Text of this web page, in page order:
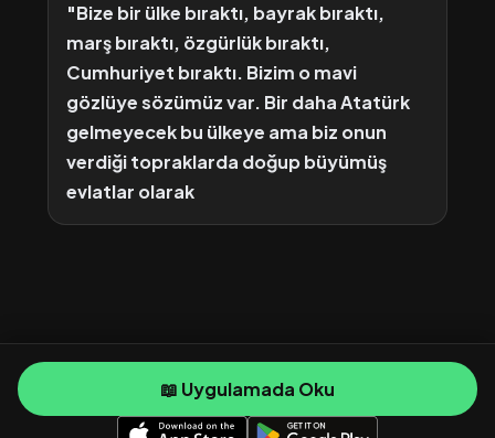
"Bize bir ülke bıraktı, bayrak bıraktı,
marş bıraktı, özgürlük bıraktı,
Cumhuriyet bıraktı. Bizim o mavi
gözlüye sözümüz var. Bir daha Atatürk
gelmeyecek bu ülkeye ama biz onun
verdiği topraklarda doğup büyümüş
evlatlar olarak
📖 Uygulamada Oku